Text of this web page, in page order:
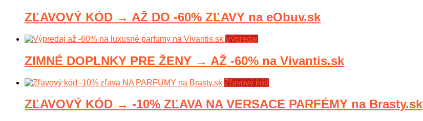
ZĽAVOVÝ KÓD → AŽ DO -60% ZĽAVY na eObuv.sk
Výpredaj
ZIMNÉ DOPLNKY PRE ŽENY → AŽ -60% na Vivantis.sk
Zľavový kód
ZĽAVOVÝ KÓD → -10% ZĽAVA NA VERSACE PARFÉMY na Brasty.sk